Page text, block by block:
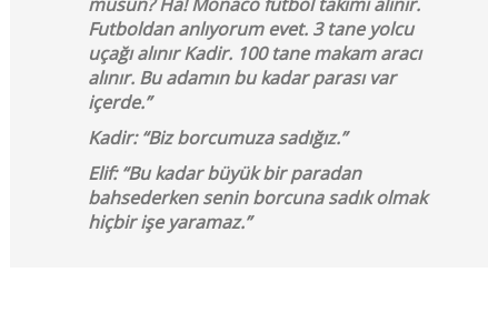
musun? Ha! Monaco futbol takımı alınır.
Futboldan anlıyorum evet. 3 tane yolcu
uçağı alınır Kadir. 100 tane makam aracı
alınır. Bu adamın bu kadar parası var
içerde.”
Kadir: “Biz borcumuza sadığız.”
Elif: “Bu kadar büyük bir paradan
bahsederken senin borcuna sadık olmak
hiçbir işe yaramaz.”